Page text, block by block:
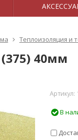
Теплоизоляция и
(375) 40мм
Артикул:
В